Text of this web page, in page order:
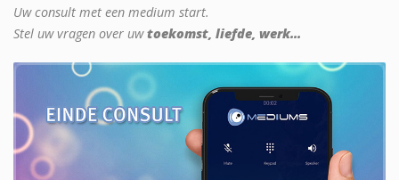
Uw consult met een medium start.
Stel uw vragen over uwtoekomst, liefde, werk...